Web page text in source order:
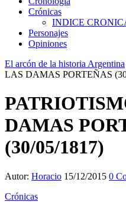
Crónicas
INDICE
Personajes
Opiniones
El arcón de la historia Argentina
LAS DAMAS PORTEÑAS
DAMAS
(30/05/1817)
Autor: Horacio 15/12/2015 0
Crónicas